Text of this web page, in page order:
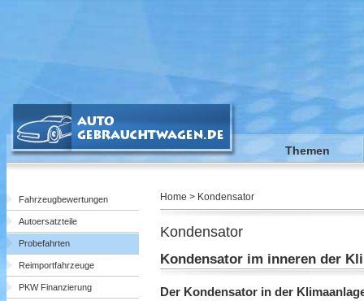
Themen
Fahrzeugbewertungen
Autoersatzteile
Probefahrten
Reimportfahrzeuge
PKW Finanzierung
Home > Kondensator
Kondensator
Kondensator im inneren der
Der Kondensator in der